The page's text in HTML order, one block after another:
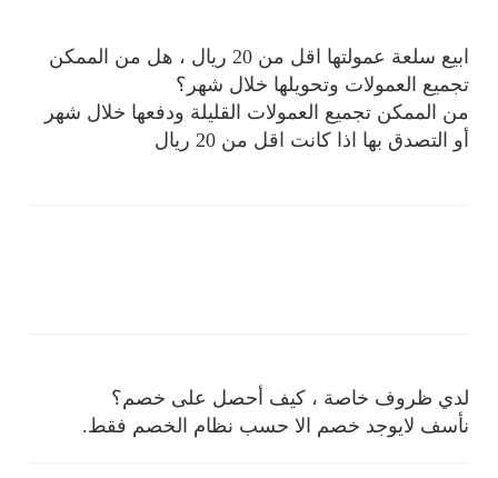
ابيع سلعة عمولتها اقل من 20 ريال ، هل من الممكن
تجميع العمولات وتحويلها خلال شهر؟
من الممكن تجميع العمولات القليلة ودفعها خلال شهر
أو التصدق بها اذا كانت اقل من 20 ريال
لدي ظروف خاصة ، كيف أحصل على خصم؟
نأسف لايوجد خصم الا حسب نظام الخصم فقط.